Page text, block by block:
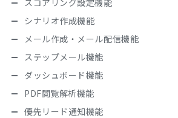
シナリオ作成機能
メール作成・メール配信機能
ステップメール機能
ダッシュボード機能
PDF閲覧解析機能
優先リード通知機能